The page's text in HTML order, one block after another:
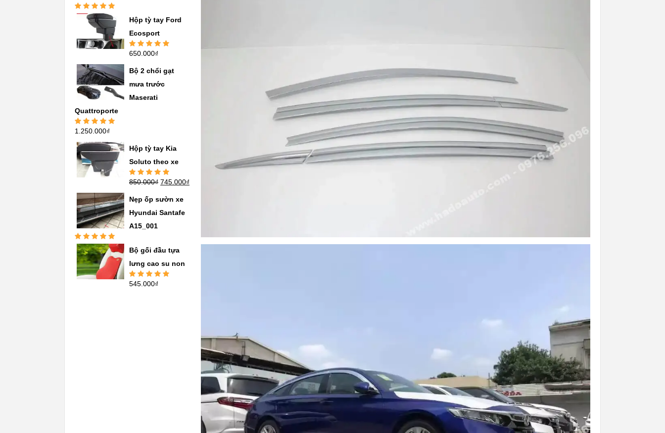
Được xếp
hạng5.00
Hộp tỳ tay Ford
Ecosport
Được xếp
sao
650.000₫
Bộ 2 chổi gạt
mưa trước
Maserati
Quattroporte
Được xếp
sao
1.250.000₫
Hộp tỳ tay Kia
Soluto theo xe
Được xếp
sao
850.000₫ 745.000₫
Nẹp ốp sườn xe
Hyundai Santafe
A15_001
Được xếp
hạng5.005
sao
Bộ gối đầu tựa
lưng cao su non
Được xếp
545.000₫